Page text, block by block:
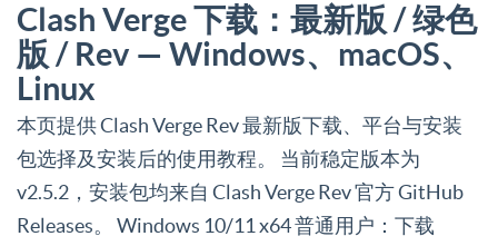
Clash Verge 下载：最新版 / 绿色
版 / Rev — Windows、macOS、
Linux
本页提供 Clash Verge Rev 最新版下载、平台与安装
包选择及安装后的使用教程。 当前稳定版本为
v2.5.2，安装包均来自 Clash Verge Rev 官方 GitHub
Releases。 Windows 10/11 x64 普通用户：下载